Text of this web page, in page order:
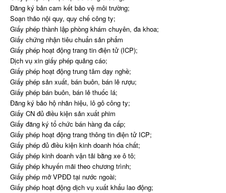
Đăng ký bản cam kết bảo vệ môi trường;
Soạn thảo nội quy, quy chế công ty;
Giấy phép thành lập phòng khám chuyên, đa khoa;
Giấy chứng nhận tiêu chuẩn sản phẩm
Giấy phép hoạt động trang tin điện tử (ICP);
Dịch vụ xin giấy phép quảng cáo;
Giấy phép hoạt động trung tâm dạy nghề;
Giấy phép sản xuất, bán buôn, bán lẻ rượu;
Giấy phép bán buôn, bán lẻ thuốc lá;
Đăng ký bảo hộ nhãn hiệu, lô gô công ty;
Giấy CN đủ điều kiện sản xuất phim
Giấy đăng ký tổ chức bán hàng đa cấp;
Giấy phép hoạt động trang thông tin điện tử ICP;
Giấy phép đủ điều kiện kinh doanh hóa chất;
Giấy phép kinh doanh vận tải bằng xe ô tô;
Giấy phép khuyến mãi theo chương trình;
Giấy phép mở VPĐD tại nước ngoài;
Giấy phép hoạt động dịch vụ xuất khẩu lao động;